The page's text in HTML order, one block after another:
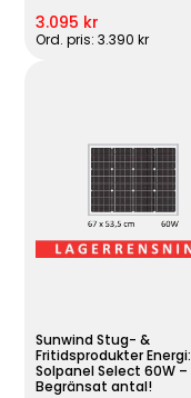
3.095 kr
Ord. pris: 3.390 kr
Sunwind Stug- &
Fritidsprodukter Energi:
Solpanel Select 60W –
Begränsat antal!